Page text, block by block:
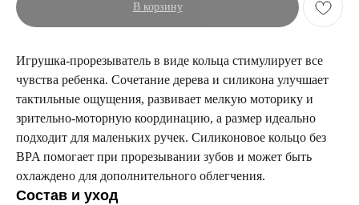
В корзину
Игрушка-прорезыватель в виде кольца стимулирует все
чувства ребенка. Сочетание дерева и силикона улучшает
тактильные ощущения, развивает мелкую моторику и
зрительно-моторную координацию, а размер идеально
подходит для маленьких ручек. Силиконовое кольцо без
BPA помогает при прорезывании зубов и может быть
охлаждено для дополнительного облегчения.
Состав и уход